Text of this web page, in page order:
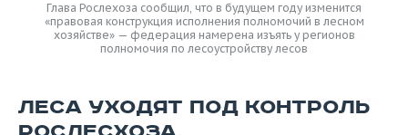
Глава Рослехоза сообщил, что в будущем году изменится
«правовая конструкция исполнения полномочий в лесном
хозяйстве» — федерация намерена изъять у регионов
полномочия по лесоустройству лесов
ЛЕСА УХОДЯТ ПОД КОНТРОЛЬ